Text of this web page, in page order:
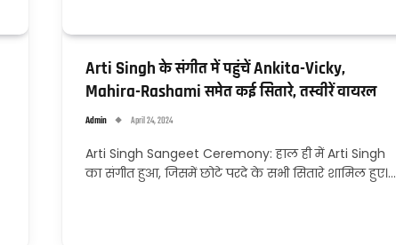
Arti Singh के संगीत में पहुंचें Ankita-Vicky,
Mahira-Rashami समेत कई सितारे, तस्वीरें वायरल
Admin April 24, 2024
Arti Singh Sangeet Ceremony: हाल ही में Arti Singh
का संगीत हुआ, जिसमें छोटे परदे के सभी सितारे शामिल हुए।…